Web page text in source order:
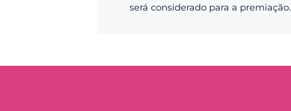
será considerado para a premiação.